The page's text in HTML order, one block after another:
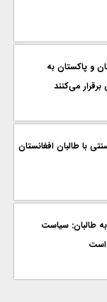
و پاکستان به
می‌کنند
با طالبان افغانستان
طالبان: سیاست
است